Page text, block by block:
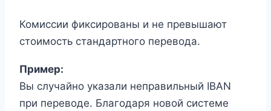
Комиссии фиксированы и не превышают
стоимость стандартного перевода.
Пример:
Вы случайно указали неправильный IBAN
при переводе. Благодаря новой системе